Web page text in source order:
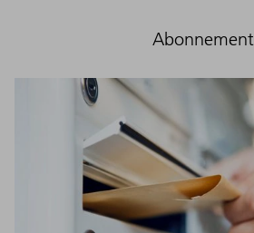
Abonnement